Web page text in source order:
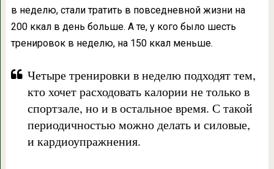
в неделю, стали тратить в повседневной жизни на
200 ккал в день больше. А те, у кого было шесть
тренировок в неделю, на 150 ккал меньше.
Четыре тренировки в неделю подходят тем,
кто хочет расходовать калории не только в
спортзале, но и в остальное время. С такой
периодичностью можно делать и силовые,
и кардиоупражнения.